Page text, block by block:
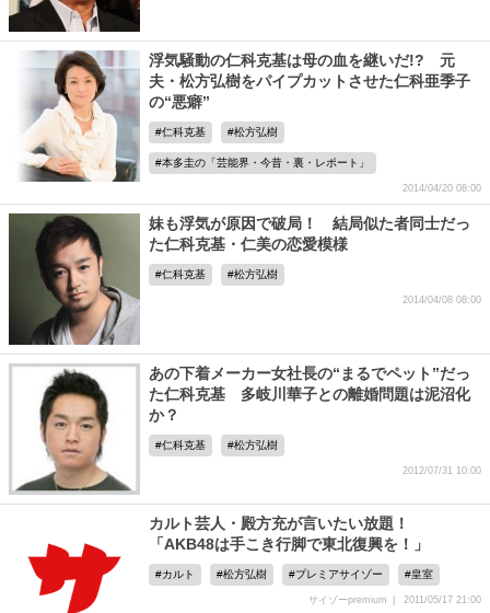
浮気騒動の仁科克基は母の血を継いだ!? 元
夫・松方弘樹をパイプカットさせた仁科亜季子
の“悪癖”
仁科克基 松方弘樹
本多圭の「芸能界・今昔・裏・レポート」
2014/04/20 08:00
妹も浮気が原因で破局！ 結局似た者同士だっ
た仁科克基・仁美の恋愛模様
仁科克基 松方弘樹
2014/04/08 08:00
あの下着メーカー女社長の“まるでペット”だっ
た仁科克基 多岐川華子との離婚問題は泥沼化
か？
仁科克基 松方弘樹
2012/07/31 10:00
カルト芸人・殿方充が言いたい放題！
「AKB48は手こき行脚で東北復興を！」
カルト 松方弘樹 プレミアサイゾー 皇室
サイゾーpremium 2011/05/17 21:00